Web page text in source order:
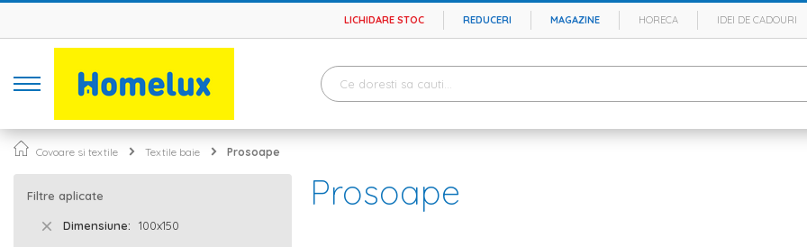
LICHIDARE STOC REDUCERI MAGAZINE HORECA IDEI DE CADOURI
Covoare si textile Textile baie Prosoape
Prosoape
Filtre aplicate
Dimensiune 100x150